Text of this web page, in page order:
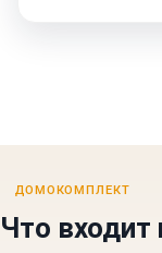
ДОМОКОМПЛЕКТ
Что входит